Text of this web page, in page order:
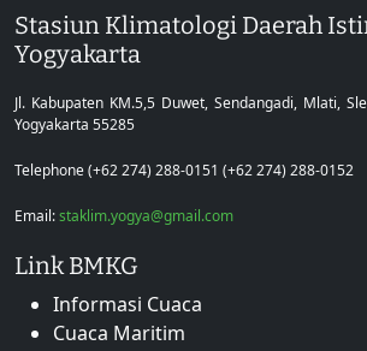
Stasiun Klimatologi Daerah
Yogyakarta
Jl. Kabupaten KM.5,5 Duwet, Sendangadi, Mlati,
Yogyakarta 55285
Telephone (+62 274) 288-0151 (+62 274) 288-0152
Email:staklim.yogya@gmail.com
Link BMKG
Informasi Cuaca
Cuaca Maritim